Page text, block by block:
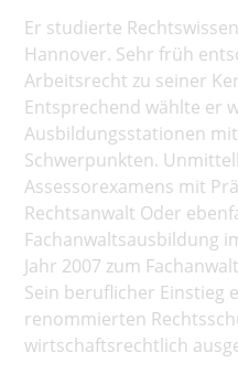
Er studierte
Hannover. Sehr früh
Arbeitsrecht zu seiner
Entsprechend wählte er
Ausbildungsstationen
Schwerpunkten.
Assessorexamens mit
Rechtsanwalt Oder
Fachanwaltsausbildung
Jahr 2007 zum
Sein beruflicher Einstieg
renommierten
wirtschaftsrechtlich